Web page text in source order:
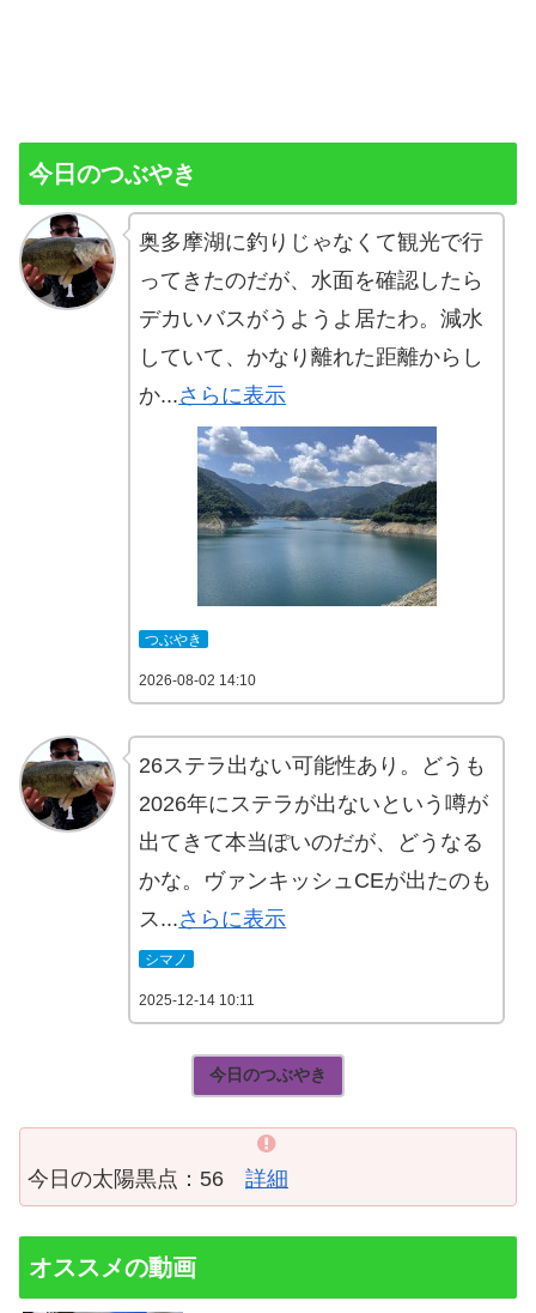
今日のつぶやき
奥多摩湖に釣りじゃなくて観光で行
ってきたのだが、水面を確認したら
デカいバスがうようよ居たわ。減水
していて、かなり離れた距離からし
か...さらに表示
つぶやき
2026-08-02 14:10
26ステラ出ない可能性あり。どうも
2026年にステラが出ないという噂が
出てきて本当ぽいのだが、どうなる
かな。ヴァンキッシュCEが出たのも
ス...さらに表示
シマノ
2025-12-14 10:11
今日のつぶやき
今日の太陽黒点：56 詳細
オススメの動画